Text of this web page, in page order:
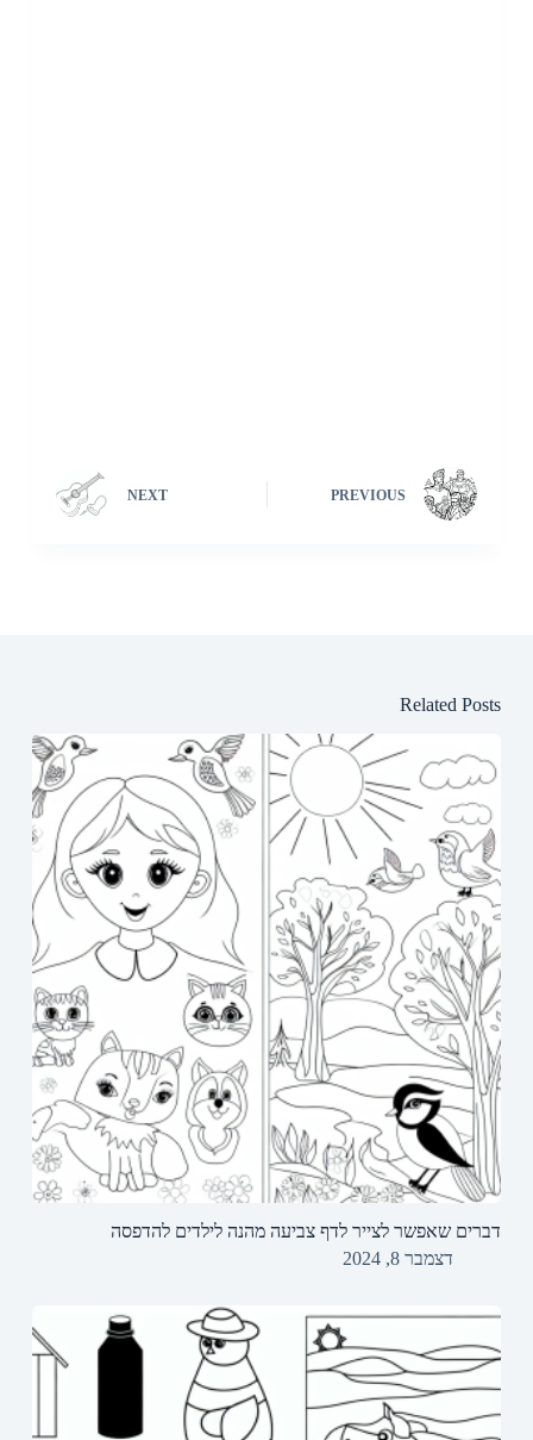
PREVIOUS
NEXT
Related Posts
דברים שאפשר לצייר לדף צביעה מהנה לילדים להדפסה
דצמבר 8, 2024